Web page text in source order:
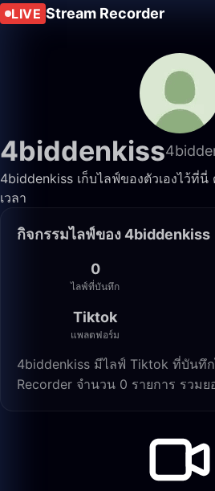
LIVE Stream Recorder
4biddenkiss
4biddenkiss เก็บไลฟ์ของตัวเองไว้ที่
เวลา
กิจกรรมไลฟ์ของ 4biddenkiss
0
ไลฟ์ที่บันทึก
Tiktok
แพลตฟอร์ม
4biddenkiss มีไลฟ์ Tiktok ที่บันทึ
Recorder จำนวน 0 รายการ รวมย